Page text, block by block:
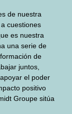
de nuestra
cuestiones
es nuestra
una serie de
de
juntos,
el poder
positivo
Groupe sitúa